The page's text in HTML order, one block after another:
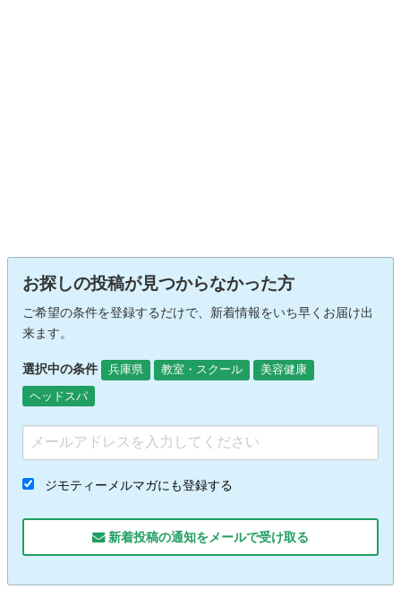
お探しの投稿が見つからなかった方
ご希望の条件を登録するだけで、新着情報をいち早くお届け出
来ます。
選択中の条件 兵庫県 教室・スクール
美容健康
ヘッドスパ
ジモティーメルマガにも登録する
新着投稿の通知をメールで受け取る